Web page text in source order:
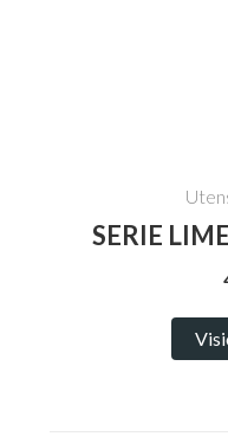
SERIE